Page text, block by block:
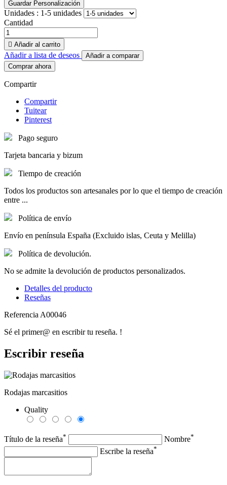
Guardar Personalización
Unidades : 1-5 unidades
Cantidad
 Añadir al carrito
Añadir a lista de deseos
Añadir a comparar
Comprar ahora
Compartir
Compartir
Tuitear
Pinterest
Pago seguro
Tarjeta bancaria y bizum
Tiempo de creación
Todos los productos son artesanales por lo que el tiempo de creación
entre ...
Política de envío
Envío en península España (Excluido islas, Ceuta y Melilla)
Política de devolución.
No se admite la devolución de productos personalizados.
Detalles del producto
Reseñas
Referencia A00046
Sé el primer@ en escribir tu reseña. !
Escribir reseña
Rodajas marcasitios
Quality
Título de la reseña* Nombre*
Escribe la reseña*